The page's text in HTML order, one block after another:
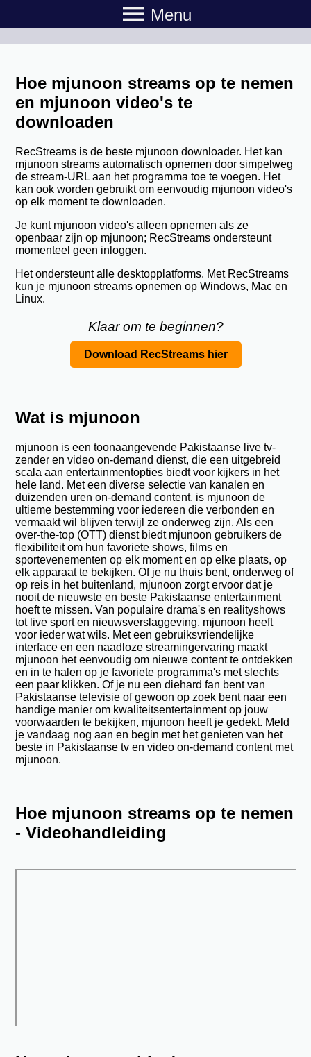
menu Menu
Hoe mjunoon streams op te nemen
en mjunoon video's te
downloaden
RecStreams is de beste mjunoon downloader. Het kan
mjunoon streams automatisch opnemen door simpelweg
de stream-URL aan het programma toe te voegen. Het
kan ook worden gebruikt om eenvoudig mjunoon video's
op elk moment te downloaden.
Je kunt mjunoon video's alleen opnemen als ze
openbaar zijn op mjunoon; RecStreams ondersteunt
momenteel geen inloggen.
Het ondersteunt alle desktopplatforms. Met RecStreams
kun je mjunoon streams opnemen op Windows, Mac en
Linux.
Klaar om te beginnen?
Download RecStreams hier
Wat is mjunoon
mjunoon is een toonaangevende Pakistaanse live tv-
zender en video on-demand dienst, die een uitgebreid
scala aan entertainmentopties biedt voor kijkers in het
hele land. Met een diverse selectie van kanalen en
duizenden uren on-demand content, is mjunoon de
ultieme bestemming voor iedereen die verbonden en
vermaakt wil blijven terwijl ze onderweg zijn. Als een
over-the-top (OTT) dienst biedt mjunoon gebruikers de
flexibiliteit om hun favoriete shows, films en
sportevenementen op elk moment en op elke plaats, op
elk apparaat te bekijken. Of je nu thuis bent, onderweg of
op reis in het buitenland, mjunoon zorgt ervoor dat je
nooit de nieuwste en beste Pakistaanse entertainment
hoeft te missen. Van populaire drama's en realityshows
tot live sport en nieuwsverslaggeving, mjunoon heeft
voor ieder wat wils. Met een gebruiksvriendelijke
interface en een naadloze streamingervaring maakt
mjunoon het eenvoudig om nieuwe content te ontdekken
en in te halen op je favoriete programma's met slechts
een paar klikken. Of je nu een diehard fan bent van
Pakistaanse televisie of gewoon op zoek bent naar een
handige manier om kwaliteitsentertainment op jouw
voorwaarden te bekijken, mjunoon heeft je gedekt. Meld
je vandaag nog aan en begin met het genieten van het
beste in Pakistaanse tv en video on-demand content met
mjunoon.
Hoe mjunoon streams op te nemen
- Videohandleiding